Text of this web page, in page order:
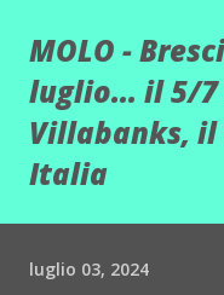
MOLO -
luglio... il 5/7
Villabanks, il
Italia
luglio 03, 2024